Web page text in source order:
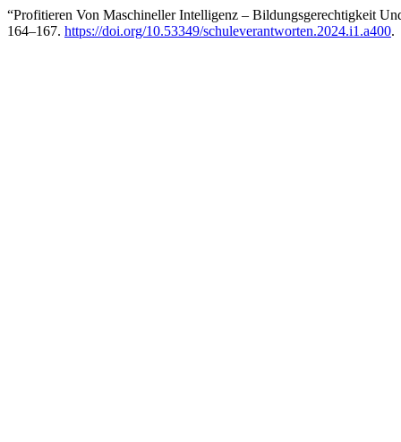
“Profitieren Von Maschineller Intelligenz – Bildungsgerechtigkeit
164–167. https://doi.org/10.53349/schuleverantworten.2024.i1.a400.